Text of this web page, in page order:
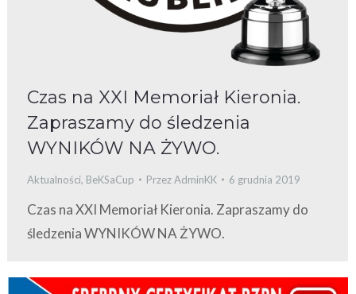
Czas na XXI Memoriał Kieronia.
Zapraszamy do śledzenia
WYNIKÓW NA ŻYWO.
Aktualności, BeKSaCup PrzezAdminKK 6 grudnia 2019
Czas na XXI Memoriał Kieronia. Zapraszamy do
śledzenia WYNIKÓW NA ŻYWO.